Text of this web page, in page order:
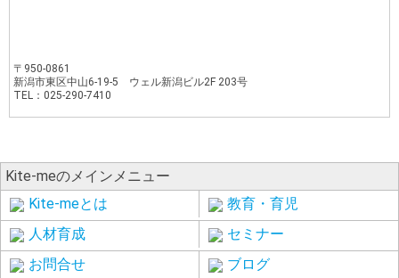
〒950-0861
新潟市東区中山6-19-5 ウェル新潟ビル2F 203号
TEL：025-290-7410
Kite-meのメインメニュー
Kite-meとは
教育・育児
人材育成
セミナー
お問合せ
ブログ